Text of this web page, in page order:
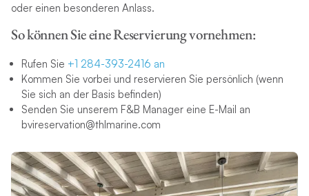
oder einen besonderen Anlass.
So können Sie eine Reservierung vornehmen:
Rufen Sie +1 284-393-2416 an
Kommen Sie vorbei und reservieren Sie persönlich (wenn
Sie sich an der Basis befinden)
Senden Sie unserem F&B Manager eine E-Mail an
bvireservation@thlmarine.com